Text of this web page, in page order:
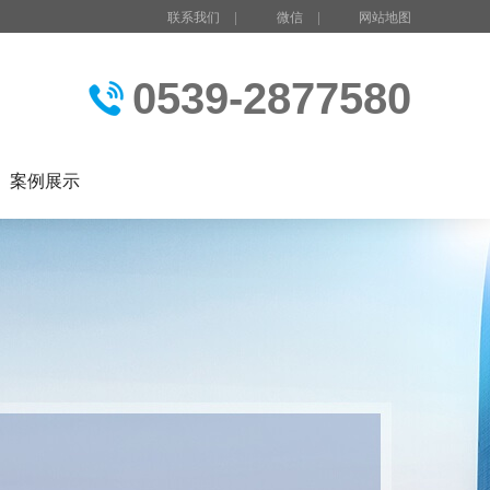
联系我们 | 微信 | 网站地图
0539-2877580
案例展示